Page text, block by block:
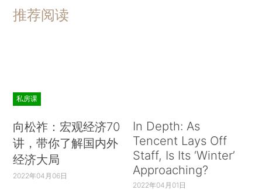
推荐阅读
私房课
向松祚：宏观经济70
讲，带你了解国内外
经济大局
2022年04月06日
In Depth: As
Tencent Lays Off
Staff, Is Its ‘Winter’
Approaching?
2022年04月01日